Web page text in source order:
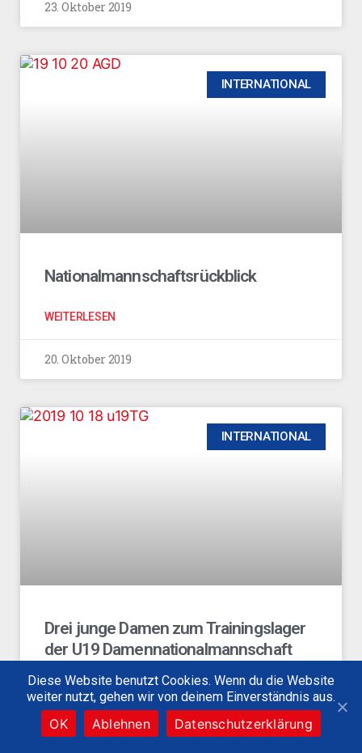
23. Oktober 2019
INTERNATIONAL
Nationalmannschaftsrückblick
WEITERLESEN
20. Oktober 2019
INTERNATIONAL
Drei junge Damen zum Trainingslager
der U19 Damennationalmannschaft
WEITERLESEN
18. Oktober 2019
Diese Website benutzt Cookies. Wenn du die Website
weiter nutzt, gehen wir von deinem Einverständnis aus.
OK Ablehnen Datenschutzerklärung